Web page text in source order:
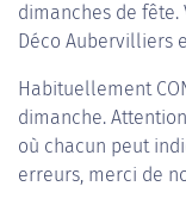
dimanches de fête.
Déco Aubervilliers
Habituellement
dimanche.
où chacun peut
erreurs, merci de